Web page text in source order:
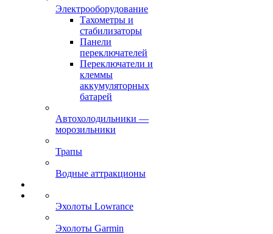
Электрооборудование
Тахометры и
стабилизаторы
Панели
переключателей
Переключатели и
клеммы
аккумуляторных
батарей
Автохолодильники —
морозильники
Трапы
Водные аттракционы
Эхолоты Lowrance
Эхолоты Garmin